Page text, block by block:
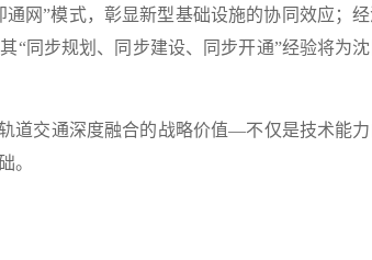
网”模式，彰显新型基础设施的协同效应；
“同步规划、同步建设、同步开通”经验将为
交通深度融合的战略价值—不仅是技术能力
。